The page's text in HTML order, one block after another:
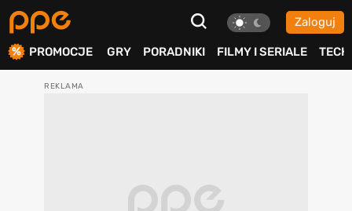
Zaloguj
PROMOCJE GRY PORADNIKI FILMY I SERIALE TECH